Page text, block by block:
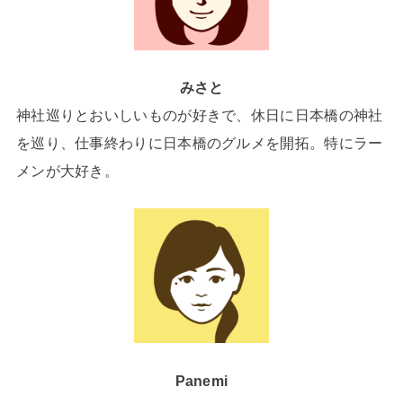
みさと
神社巡りとおいしいものが好きで、休日に日本橋の神社
を巡り、仕事終わりに日本橋のグルメを開拓。特にラー
メンが大好き。
Panemi